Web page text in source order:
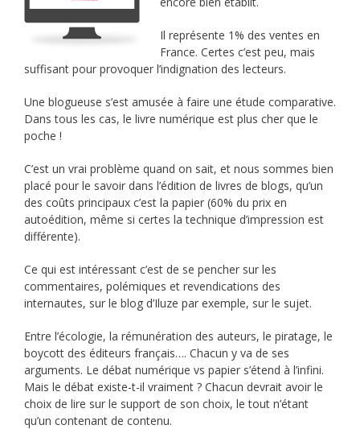
Il représente 1% des ventes en
France. Certes c’est peu, mais
suffisant pour provoquer l’indignation des lecteurs.
Une blogueuse s’est amusée à faire une étude comparative.
Dans tous les cas, le livre numérique est plus cher que le
poche !
C’est un vrai problème quand on sait, et nous sommes bien
placé pour le savoir dans l’édition de livres de blogs, qu’un
des coûts principaux c’est la papier (60% du prix en
autoédition, même si certes la technique d’impression est
différente).
Ce qui est intéressant c’est de se pencher sur les
commentaires, polémiques et revendications des
internautes, sur le blog d’Iluze par exemple, sur le sujet.
Entre l’écologie, la rémunération des auteurs, le piratage, le
boycott des éditeurs français…. Chacun y va de ses
arguments. Le débat numérique vs papier s’étend à l’infini.
Mais le débat existe-t-il vraiment ? Chacun devrait avoir le
choix de lire sur le support de son choix, le tout n’étant
qu’un contenant de contenu.